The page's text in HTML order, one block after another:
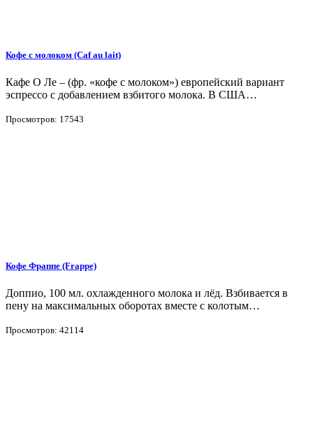
Кофе с молоком (Caf au lait)
Кафе О Ле – (фр. «кофе с молоком») европейский вариант
эспрессо с добавлением взбитого молока. В США…
Просмотров: 17543
Кофе Фраппе (Frappe)
Доппио, 100 мл. охлажденного молока и лёд. Взбивается в
пену на максимальных оборотах вместе с колотым…
Просмотров: 42114